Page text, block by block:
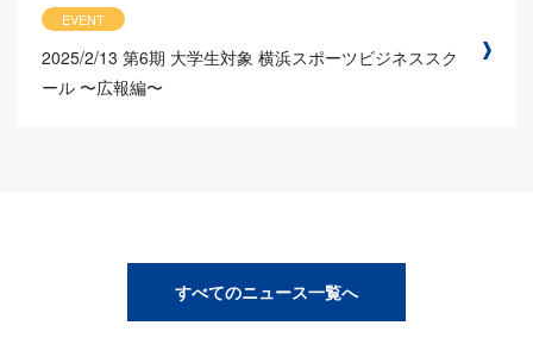
EVENT
2025/2/13 第6期 大学生対象 横浜スポーツビジネススク
ール 〜広報編〜
すべてのニュース一覧へ